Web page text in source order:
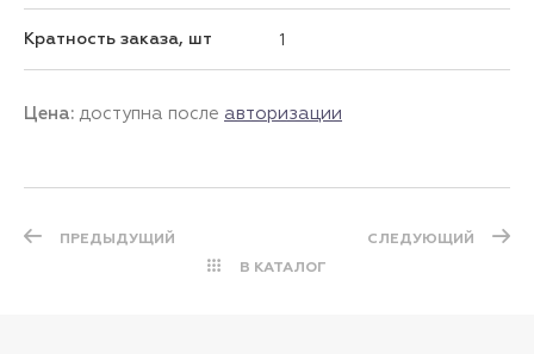
Кратность заказа, шт 1
Цена: доступна после авторизации
ПРЕДЫДУЩИЙ
В КАТАЛОГ
СЛЕДУЮЩИЙ